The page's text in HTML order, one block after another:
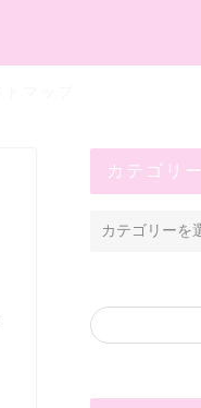
カテゴリー